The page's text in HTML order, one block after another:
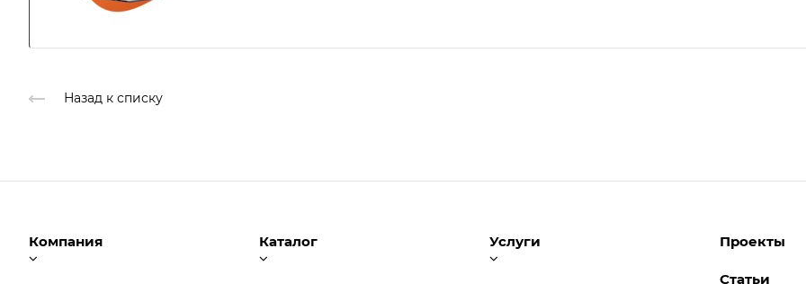
Назад к списку
Компания Каталог Услуги Проекты
Статьи